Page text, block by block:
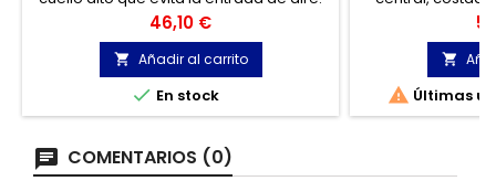
El interior tiene un tejido agradable que
aporta un mayor confort térmico.
Precio
46,10 €
 Añadir al carrito
 En stock

 Últimas
COMENTARIOS (0)